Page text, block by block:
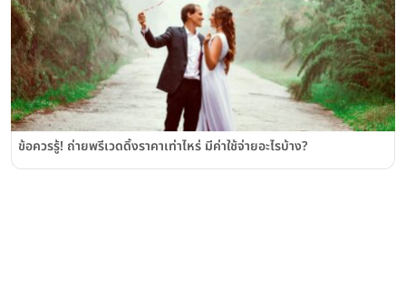
ข้อควรรู้! ถ่ายพรีเวดดิ้งราคาเท่าไหร่ มีค่าใช้จ่ายอะไรบ้าง?